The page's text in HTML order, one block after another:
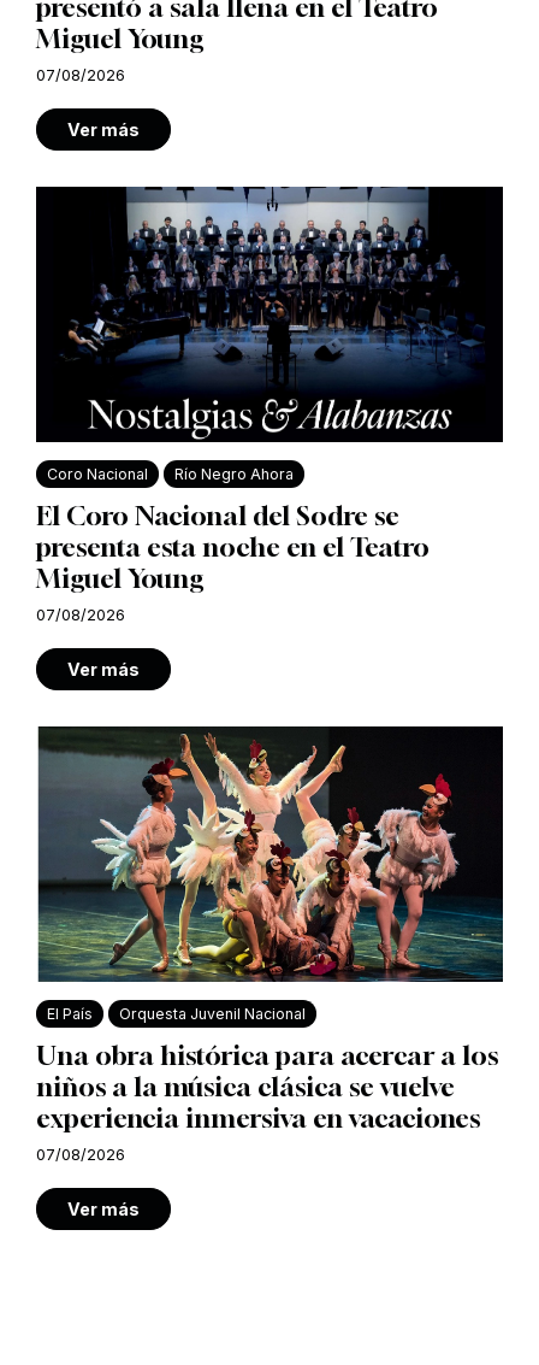
presentó a sala llena en el Teatro
Miguel Young
07/08/2026
Ver más
Coro Nacional Río Negro Ahora
El Coro Nacional del Sodre se
presenta esta noche en el Teatro
Miguel Young
07/08/2026
Ver más
El País Orquesta Juvenil Nacional
Una obra histórica para acercar a los
niños a la música clásica se vuelve
experiencia inmersiva en vacaciones
07/08/2026
Ver más